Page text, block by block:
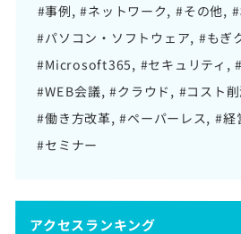
#事例 #ネットワーク #その他
#パソコン・ソフトウェア #もぎ
#Microsoft365 #セキュリティ
#WEB会議 #クラウド #コスト
#働き方改革 #ペーパーレス #経
#セミナー
アクセスランキング